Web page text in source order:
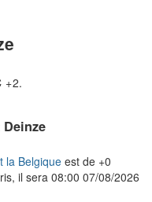
+2.
la Belgique est de +0
il sera 08:00 07/08/2026